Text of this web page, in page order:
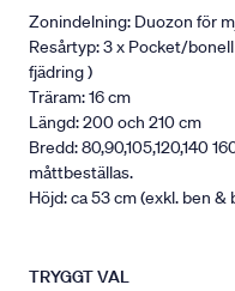
Zonindelning: Duozon för
Resårtyp: 3 x Pocket/
fjädring )
Träram: 16 cm
Längd: 200 och 210 cm
Bredd: 80,90,105,120,140
måttbeställas.
Höjd: ca 53 cm (exkl. ben &
TRYGGT VAL